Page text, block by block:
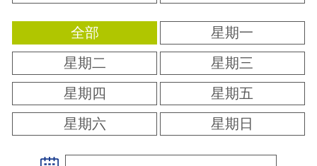
全部
星期一
星期二
星期三
星期四
星期五
星期六
星期日